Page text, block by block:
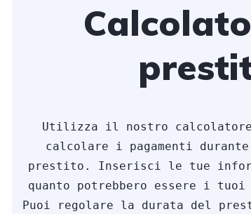
Utilizza il nostro
calcolare i pagamenti
prestito. Inserisci le tue
quanto potrebbero essere i tuoi
Puoi regolare la durata del